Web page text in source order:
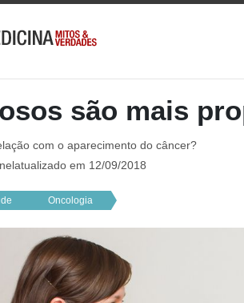
são mais
com o aparecimento do câncer?
atualizado em 12/09/2018
Oncologia